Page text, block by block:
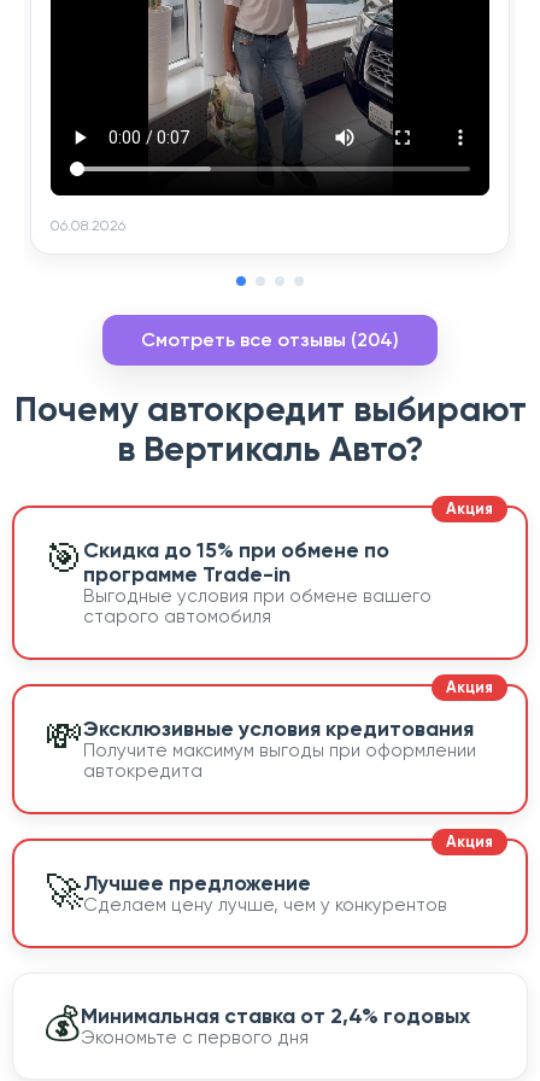
06.08.2026
Смотреть все отзывы (204)
Почему автокредит выбирают
в Вертикаль Авто?
🎯 Скидка до 15% при обмене по
программе Trade-in
Выгодные условия при обмене вашего
старого автомобиля
💸Эксклюзивные условия кредитования
Получите максимум выгоды при оформлении
автокредита
🚀Лучшее предложение
Сделаем цену лучше, чем у конкурентов
💰Минимальная ставка от 2,4% годовых
Экономьте с первого дня